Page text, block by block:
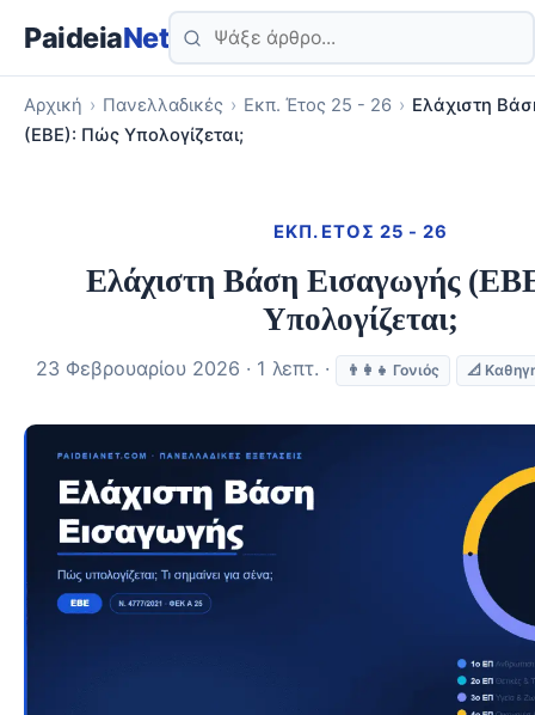
PaideiaNet
Αρχική › Πανελλαδικές › Εκπ. Έτος 25 - 26 › Ελάχιστη
(ΕΒΕ): Πώς Υπολογίζεται;
ΕΚΠ. ΈΤΟΣ 25 - 26
Ελάχιστη Βάση Εισαγωγής
Υπολογίζεται;
23 Φεβρουαρίου 2026 · 1 λεπτ. · 👨‍👩‍👧 Γονιός 📐